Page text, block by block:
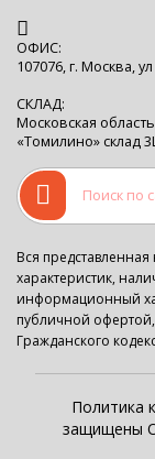
ОФИС:
107076, г. Москва,
СКЛАД:
Московская
«Томилино» склад
Вся
характеристик,
информационный
публичной
Гражданского
Политика
защищены